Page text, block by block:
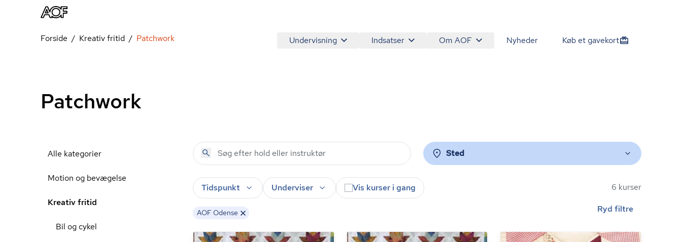
Undervisning Indsatser Om AOF Nyheder Køb et gavekort
Forside Kreativ fritid Patchwork
Patchwork
Alle kategorier
Motion og bevægelse
Kreativ fritid
Bil og cykel
Sted
Tidspunkt Underviser Vis kurser i gang
AOF Odense
6 kurser
Ryd filtre